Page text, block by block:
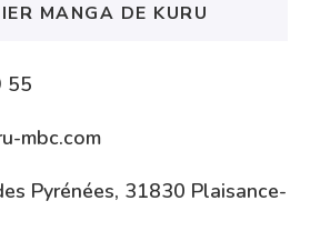
MANGA DE KURU
55
mbc.com
Pyrénées, 31830 Plaisance-